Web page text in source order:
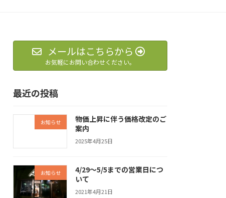
メールはこちらから
お気軽にお問い合わせください。
最近の投稿
お知らせ
物価上昇に伴う価格改定のご
案内
2025年4月25日
お知らせ
4/29～5/5までの営業日につ
いて
2021年4月21日